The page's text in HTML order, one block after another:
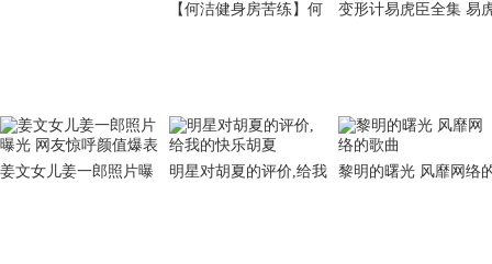
【何洁健身房苦练】何
变形计易虎臣全集 易
姜文女儿姜一郎照片曝
明星对胡夏的评价,给我
黎明的曙光 风靡网络